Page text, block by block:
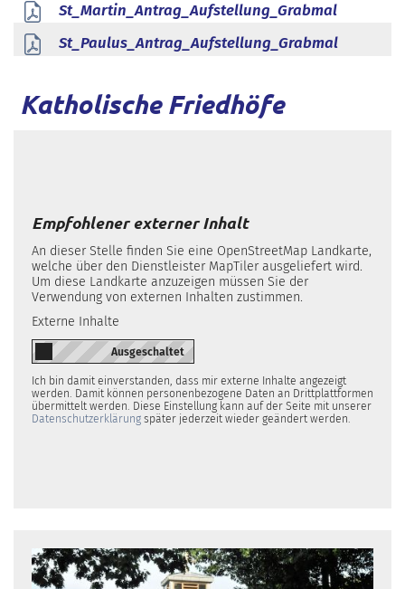
St_Martin_Antrag_Aufstellung_Grabmal
St_Paulus_Antrag_Aufstellung_Grabmal
Katholische Friedhöfe
Empfohlener externer Inhalt
An dieser Stelle finden Sie eine OpenStreetMap Landkarte,
welche über den Dienstleister MapTiler ausgeliefert wird.
Um diese Landkarte anzuzeigen müssen Sie der
Verwendung von externen Inhalten zustimmen.
Externe Inhalte
Ich bin damit einverstanden, dass mir externe Inhalte angezeigt
werden. Damit können personenbezogene Daten an Drittplattformen
übermittelt werden. Diese Einstellung kann auf der Seite mit unserer
Datenschutzerklärung später jederzeit wieder geändert werden.